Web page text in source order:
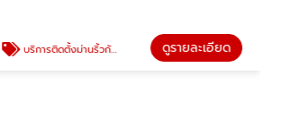
บริการติดตั้งม่านริ้วกันไฟสำหรับงานเชื่อม ดูรายละเอียด